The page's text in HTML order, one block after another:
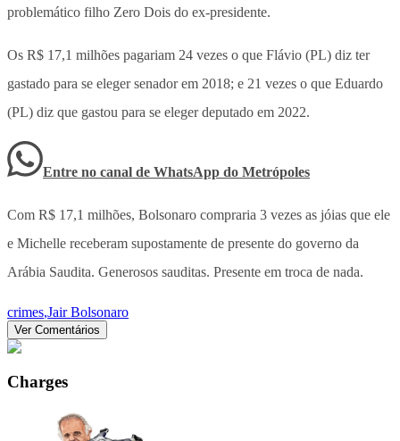
problemático filho Zero Dois do ex-presidente.
Os R$ 17,1 milhões pagariam 24 vezes o que Flávio (PL) diz ter
gastado para se eleger senador em 2018; e 21 vezes o que Eduardo
(PL) diz que gastou para se eleger deputado em 2022.
Entre no canal de WhatsApp do Metrópoles
Com R$ 17,1 milhões, Bolsonaro compraria 3 vezes as jóias que ele
e Michelle receberam supostamente de presente do governo da
Arábia Saudita. Generosos sauditas. Presente em troca de nada.
crimes,Jair Bolsonaro
Ver Comentários
Charges